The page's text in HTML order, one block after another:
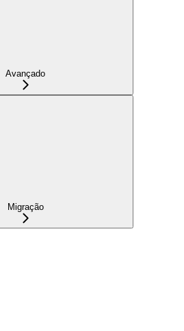
Avançado
Migração